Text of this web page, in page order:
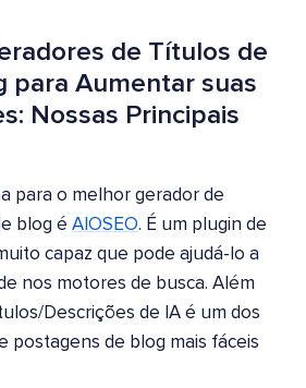
de Títulos de
para Aumentar suas
Nossas Principais
para o melhor gerador de
blog é AIOSEO. É um plugin de
capaz que pode ajudá-lo a
nos motores de busca. Além
Descrições de IA é um dos
postagens de blog mais fáceis